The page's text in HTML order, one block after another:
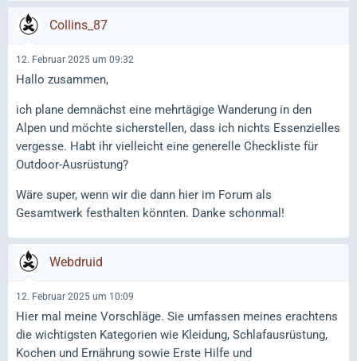
Collins_87
12. Februar 2025 um 09:32
Hallo zusammen,
ich plane demnächst eine mehrtägige Wanderung in den
Alpen und möchte sicherstellen, dass ich nichts Essenzielles
vergesse. Habt ihr vielleicht eine generelle Checkliste für
Outdoor-Ausrüstung?
Wäre super, wenn wir die dann hier im Forum als
Gesamtwerk festhalten könnten. Danke schonmal!
Webdruid
12. Februar 2025 um 10:09
Hier mal meine Vorschläge. Sie umfassen meines erachtens
die wichtigsten Kategorien wie Kleidung, Schlafausrüstung,
Kochen und Ernährung sowie Erste Hilfe und